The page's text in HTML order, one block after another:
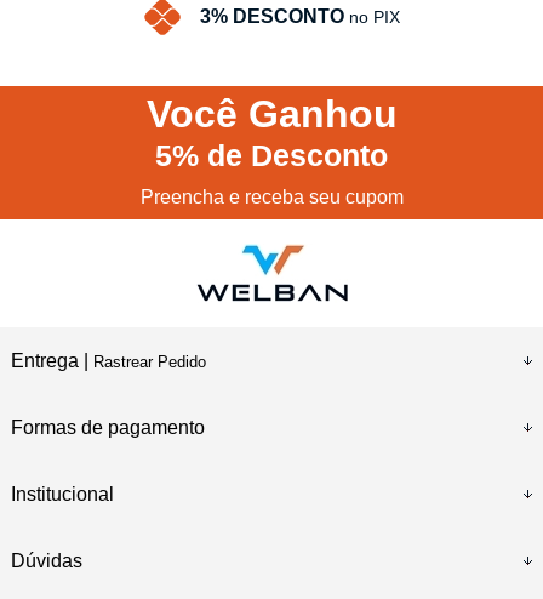
3% DESCONTO no PIX
Você Ganhou
5% de Desconto
Preencha e receba seu cupom
Entrega | Rastrear Pedido
Formas de pagamento
Institucional
Dúvidas